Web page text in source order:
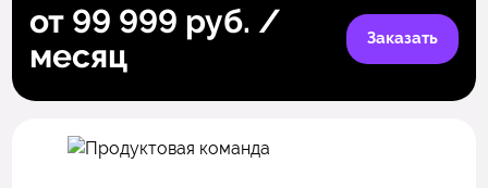
от 99 999 руб. /
месяц
Заказать